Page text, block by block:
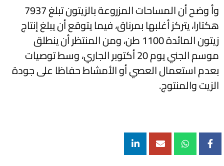
وأ وضح أن المساحات المزروعة بالزيتون تبلغ 7937
هكتارا، يتركز أغلبها بمرناق، فيما يتوقع أن يبلغ إنتاج
زيتون المائدة 1100 طن، ومن المنتظر أن ينطلق
موسم الجني يوم 20 أكتوبر الجاري، وسط توصيات
بعدم استعمال العصي أو الأمشاط حفاظا على جودة
الزيت والمنتوج.